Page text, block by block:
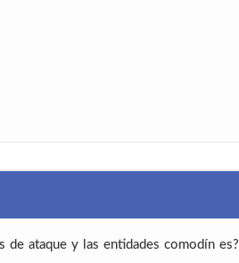
de ataque y las entidades comodín es?